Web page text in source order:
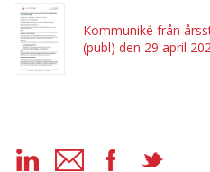
Kommuniké från
(publ) den 29 april